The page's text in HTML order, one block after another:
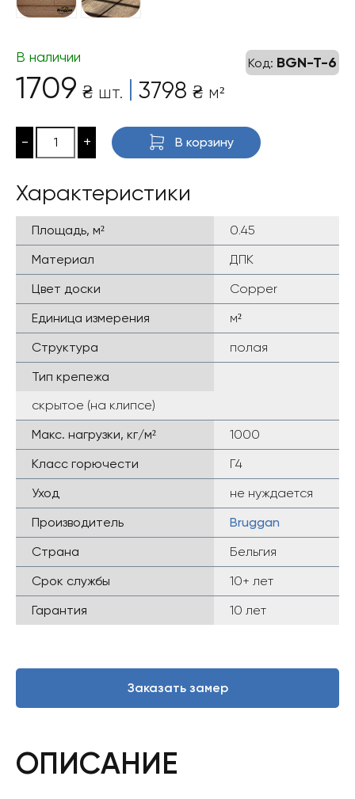
Код: BGN-T-6
В наличии
1709 ₴ шт. | 3798 ₴ м²
- + В корзину
Характеристики
Площадь, м²
0.45
Материал
ДПК
Цвет доски
Copper
Единица измерения
м²
Структура
полая
Тип крепежа
скрытое (на клипсе)
Макс. нагрузки, кг/м²
1000
Класс горючести
Г4
Уход
не нуждается
Производитель
Bruggan
Страна
Бельгия
Срок службы
10+ лет
Гарантия
10 лет
Заказать замер
ОПИСАНИЕ